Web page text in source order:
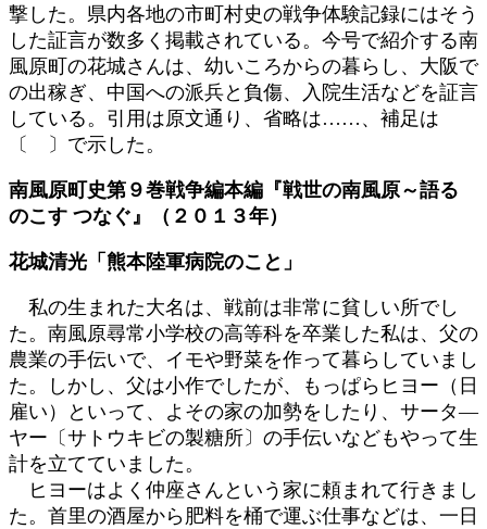
撃した。県内各地の市町村史の戦争体験記録にはそう
した証言が数多く掲載されている。今号で紹介する南
風原町の花城さんは、幼いころからの暮らし、大阪で
の出稼ぎ、中国への派兵と負傷、入院生活などを証言
している。引用は原文通り、省略は……、補足は
〔 〕で示した。
南風原町史第９巻戦争編本編『戦世の南風原～語る
のこす つなぐ』（２０１３年）
花城清光「熊本陸軍病院のこと」
私の生まれた大名は、戦前は非常に貧しい所でし
た。南風原尋常小学校の高等科を卒業した私は、父の
農業の手伝いで、イモや野菜を作って暮らしていまし
た。しかし、父は小作でしたが、もっぱらヒヨー（日
雇い）といって、よその家の加勢をしたり、サータ―
ヤー〔サトウキビの製糖所〕の手伝いなどもやって生
計を立てていました。
ヒヨーはよく仲座さんという家に頼まれて行きまし
た。首里の酒屋から肥料を桶で運ぶ仕事などは、一日